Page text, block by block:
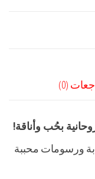
(0)
بحُب وأناقة!
ورسومات محببة